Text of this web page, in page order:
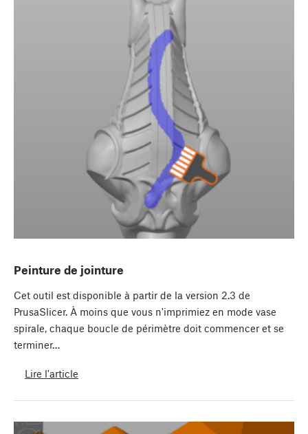
Peinture de jointure
Cet outil est disponible à partir de la version 2.3 de
PrusaSlicer. À moins que vous n'imprimiez en mode vase
spirale, chaque boucle de périmètre doit commencer et se
terminer…
Lire l'article